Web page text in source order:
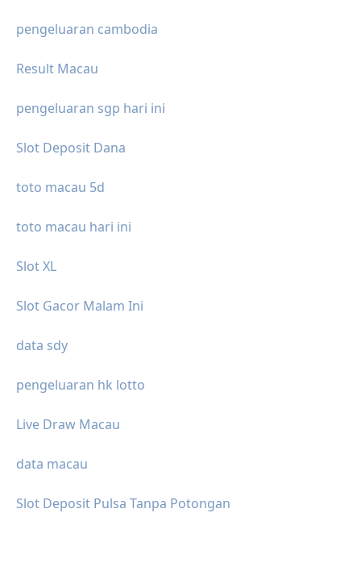
pengeluaran cambodia
Result Macau
pengeluaran sgp hari ini
Slot Deposit Dana
toto macau 5d
toto macau hari ini
Slot XL
Slot Gacor Malam Ini
data sdy
pengeluaran hk lotto
Live Draw Macau
data macau
Slot Deposit Pulsa Tanpa Potongan